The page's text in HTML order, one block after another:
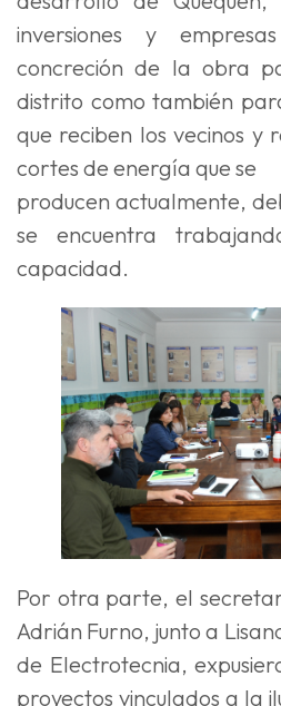
inversiones y
concreción de la obra
distrito como también
que reciben los vecinos y
cortes de energía que se
producen actualmente,
se encuentra
capacidad.
Por otra parte, el
Adrián Furno, junto a
de Electrotecnia,
proyectos vinculados a la